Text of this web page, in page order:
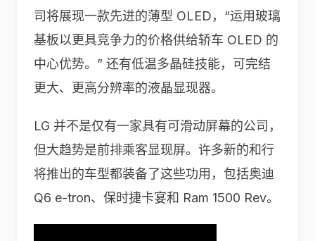
司将展现一款先进的薄型 OLED，“运用玻璃
基板以更具竞争力的价格供给轿车 OLED 的
中心优势。” 还有低温多晶硅技能，可完结
更大、更高分辨率的液晶显现器。
LG 并不是仅有一家具有可滑动屏幕的公司，
但大趋势是前排乘客显现屏。许多新的和行
将推出的车型都装备了这些功用，包括奥迪
Q6 e-tron、保时捷卡宴和 Ram 1500 Rev。